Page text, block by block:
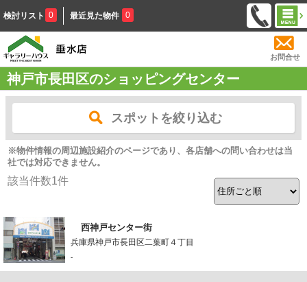
検討リスト 0 最近見た物件 0
お問合せ
神戸市長田区のショッピングセンター
スポットを絞り込む
※物件情報の周辺施設紹介のページであり、各店舗への問い合わせは当
社では対応できません。
該当件数1件
西神戸センター街
兵庫県神戸市長田区二葉町４丁目
-